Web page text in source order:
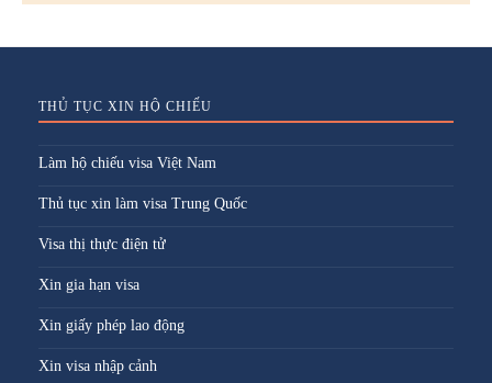
THỦ TỤC XIN HỘ CHIẾU
Làm hộ chiếu visa Việt Nam
Thủ tục xin làm visa Trung Quốc
Visa thị thực điện tử
Xin gia hạn visa
Xin giấy phép lao động
Xin visa nhập cảnh